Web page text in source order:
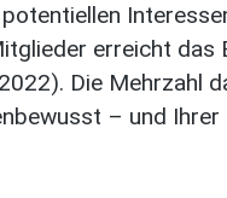
erreicht das
Die Mehrzahl
– und Ihrer